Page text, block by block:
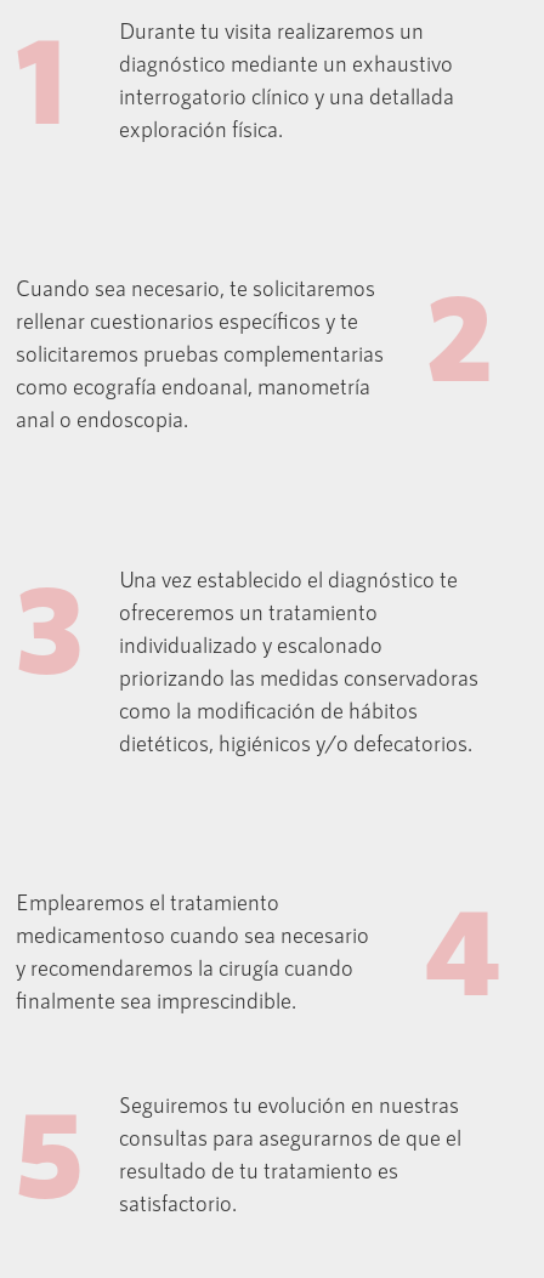
1
Durante tu visita realizaremos un
diagnóstico mediante un exhaustivo
interrogatorio clínico y una detallada
exploración física.
2
Cuando sea necesario, te solicitaremos
rellenar cuestionarios específicos y te
solicitaremos pruebas complementarias
como ecografía endoanal, manometría
anal o endoscopia.
3
Una vez establecido el diagnóstico te
ofreceremos un tratamiento
individualizado y escalonado
priorizando las medidas conservadoras
como la modificación de hábitos
dietéticos, higiénicos y/o defecatorios.
4
Emplearemos el tratamiento
medicamentoso cuando sea necesario
y recomendaremos la cirugía cuando
finalmente sea imprescindible.
5
Seguiremos tu evolución en nuestras
consultas para asegurarnos de que el
resultado de tu tratamiento es
satisfactorio.